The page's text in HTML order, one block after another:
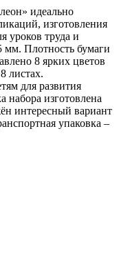
идеально
изготовления
уроков труда и
мм. Плотность бумаги
8 ярких цветов
листах.
для развития
набора изготовлена
интересный вариант
упаковка –